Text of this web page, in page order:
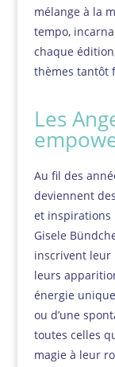
mélange à la
tempo,
chaque
thèmes tantôt
Les
Au fil des
deviennent
et inspirations
Gisele
inscrivent leur
leurs
énergie
ou d’une
toutes celles
magie à leur